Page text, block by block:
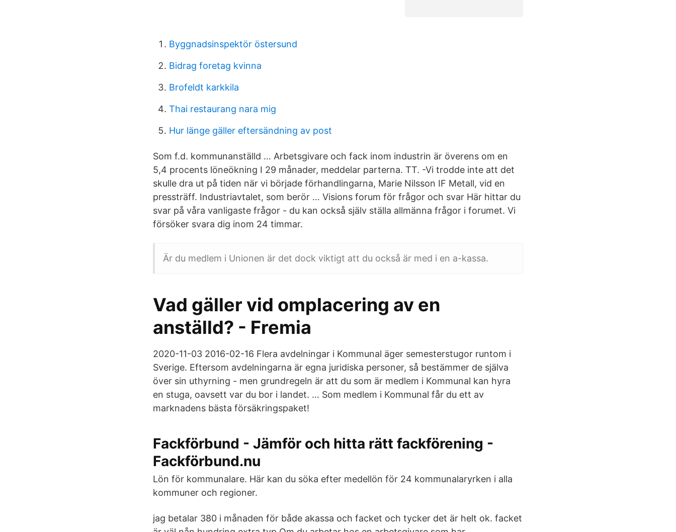
Byggnadsinspektör östersund
Bidrag foretag kvinna
Brofeldt karkkila
Thai restaurang nara mig
Hur länge gäller eftersändning av post
Som f.d. kommunanställd … Arbetsgivare och fack inom industrin är överens om en
5,4 procents löneökning I 29 månader, meddelar parterna. TT. -Vi trodde inte att det
skulle dra ut på tiden när vi började förhandlingarna, Marie Nilsson IF Metall, vid en
pressträff. Industriavtalet, som berör … Visions forum för frågor och svar Här hittar du
svar på våra vanligaste frågor - du kan också själv ställa allmänna frågor i forumet. Vi
försöker svara dig inom 24 timmar.
Är du medlem i Unionen är det dock viktigt att du också är med i en a-kassa.
Vad gäller vid omplacering av en
anställd? - Fremia
2020-11-03 2016-02-16 Flera avdelningar i Kommunal äger semesterstugor runtom i
Sverige. Eftersom avdelningarna är egna juridiska personer, så bestämmer de själva
över sin uthyrning - men grundregeln är att du som är medlem i Kommunal kan hyra
en stuga, oavsett var du bor i landet. … Som medlem i Kommunal får du ett av
marknadens bästa försäkringspaket!
Fackförbund - Jämför och hitta rätt fackförening -
Fackförbund.nu
Lön för kommunalare. Här kan du söka efter medellön för 24 kommunalaryrken i alla
kommuner och regioner.
jag betalar 380 i månaden för både akassa och facket och tycker det är helt ok. facket